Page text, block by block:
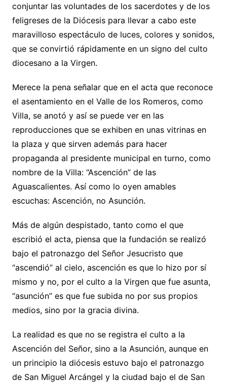
conjuntar las voluntades de los sacerdotes y de los
feligreses de la Diócesis para llevar a cabo este
maravilloso espectáculo de luces, colores y sonidos,
que se convirtió rápidamente en un signo del culto
diocesano a la Virgen.
Merece la pena señalar que en el acta que reconoce
el asentamiento en el Valle de los Romeros, como
Villa, se anotó y así se puede ver en las
reproducciones que se exhiben en unas vitrinas en
la plaza y que sirven además para hacer
propaganda al presidente municipal en turno, como
nombre de la Villa: “Ascención” de las
Aguascalientes. Así como lo oyen amables
escuchas: Ascención, no Asunción.
Más de algún despistado, tanto como el que
escribió el acta, piensa que la fundación se realizó
bajo el patronazgo del Señor Jesucristo que
“ascendió” al cielo, ascención es que lo hizo por sí
mismo y no, por el culto a la Virgen que fue asunta,
“asunción” es que fue subida no por sus propios
medios, sino por la gracia divina.
La realidad es que no se registra el culto a la
Ascención del Señor, sino a la Asunción, aunque en
un principio la diócesis estuvo bajo el patronazgo
de San Miguel Arcángel y la ciudad bajo el de San